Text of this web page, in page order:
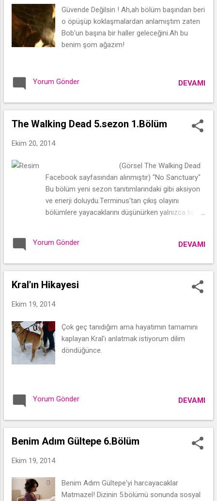
Güvende Değilsin ! Ah,ah bölüm başından beri
o öpüşüp koklaşmalardan anlamıştım zaten
Bob'un başına bir haller geleceğini.Ah bu
benim şom ağazım!
Yorum Gönder DEVAMI
The Walking Dead 5.sezon 1.Bölüm
Ekim 20, 2014
(Görsel The Walking Dead
Facebook sayfasından alınmıştır) "No Sanctuary"
Bu bölüm yeni sezon tanıtımlarındaki gibi aksiyon
ve enerji doluydu.Terminus'tan çıkış olayını
bölümlere yayacaklarını düşünürken yalnızca bir
başardı! O kadar zaman beklediğimize değecek bir
Yorum Gönder DEVAMI
Kral'ın Hikayesi
Ekim 19, 2014
Çok geç tanıdığım ama hayatımın tamamını
kaplayan Kral'ı anlatmak istiyorum dilim
döndüğünce.
Yorum Gönder DEVAMI
Benim Adım Gültepe 6.Bölüm
Ekim 19, 2014
Benim Adım Gültepe'yi harcayacaklar
Matmazel! Dizinin 5.bölümü sonunda sosyal